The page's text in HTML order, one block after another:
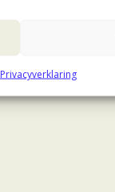
Privacyverklaring